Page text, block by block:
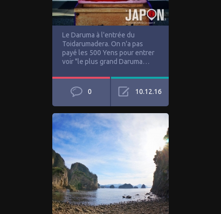
Le Daruma à l'entrée du
Toidarumadera. On n'a pas
payé les 500 Yens pour entrer
voir "le plus grand Daruma…
0 10.12.16